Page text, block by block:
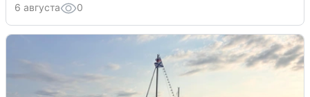
6 августа 0